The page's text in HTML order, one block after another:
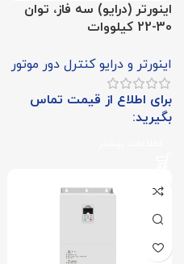
اینورتر (درایو) سه فاز، توان
30-22 کیلووات
اینورتر و درایو کنترل دور موتور
برای اطلاع از قیمت تماس
بگیرید: